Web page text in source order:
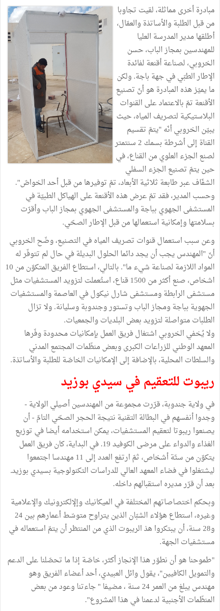
مبادرة أخرى مماثلة، لقيت تجاوبا
من قبل الطلبة والأساتذة والعمّال،
أطلقها مدير المدرسة العليا
للمهندسين بمجاز الباب، حسن
الخروبي، لصناعة أقنعة لفائدة
الإطار الطبّي في جهة باجة. ولكن
ما يميّز هذه المبادرة هو أنّ تصنيع
الأقنعة تمّ بالاعتماد على القنوات
البلاستيكية لتصريف المياه، حيث
يبيّن الخروبي أنّه "يتمّ تقسيم
القناة إلى أشرطة بسمك 2 سنتمتر
لصنع الجزء العلوي من القناع، في
حين يتمّ تصنيع الجزء السفلي
الشفّاف عبر طابعة ثلاثية الأبعاد، تمّ توفيرها من قبل أحد الخواصّ".
وحسب المدير، فقد تمّ عرض هذه الأقنعة على الهياكل الطبيّة في
المستشفى الجهوي بباجة والمستشفى الجهوي بمجاز الباب وأقرّت
بسلامتها وإمكانية استعمالها من قبل الإطار الصحّي.
وعن سبب استعمال قنوات تصريف المياه في التصنيع، وضّح الخروبي
أنّ "المهندس يجب أن يجد دائما الحلول البديلة في حال لم تتوفّر له
المواد اللازمة لصناعة شيء ما". بالتالي، استطاع الفريق المتكوّن من 10
اشخاص، صنع أكثر من 1500 قناع، استُعملت لتزويد المستشفيات مثل
مستشفى الرابطة ومستشفى شارل نيكول في العاصمة والمستشفيات
الجهوية بباجة ومجاز الباب وتستور وجندوبة وسليانة. ولا تزال
الطلبات متواصلة لتزويد بعض البلديات والجمعيات.
ولا يُخفي الخروبي اشتغال فريق العمل بإمكانيات محدودة وفّرها
المعهد الوطني للزراعات الكبرى وبعض منظّمات المجتمع المدني
والسلطات المحلية، بالإضافة إلى الإمكانيات الخاصّة للطلبة والأساتذة.
ريبوت للتعقيم في سيدي بوزيد
في ولاية جندوبة، قرّرت مجموعة من المهندسين أصيلي الولاية -
وجدوا أنفسهم في البطالة التقنية نتيجة الحجر الصحّي التامّ - أن
يصنعوا ريبوتا لتعقيم المستشفيات، يمكن استخدامه أيضا في توزيع
الغذاء والدواء على مرضى الكوفيد 19. في البداية، كان فريق العمل
يتكوّن من ستّة أشخاص، ثمّ ارتفع العدد إلى 11 مهندسا اجتمعوا
ليشتغلوا في فضاء المعهد العالي للدراسات التكنولوجية بسيدي بوزيدـ
بعد أن قرّر مديره استقبالهم داخله.
وبحكم اختصاصاتهم المختلفة في الميكانيك وإلإلكترونيك والإعلامية
وغيره، استطاع هؤلاء الشبّان الذين يتراوح متوسّط أعمارهم بين 24
و28 سنة، أن يبتكروا هذ الريبوت الذي من المنتظر أن يتمّ استعماله في
مستشفيات الجهة.
"طموحنا هو أن نطوّر هذا الإنجاز أكثر، خاصّة إذا ما تحصّلنا على الدعم
والتمويل الكافيين"، يقول وائل العبيدي، أحد أعضاء الفريق وهو
مهندس يبلغ من العمر 24 سنة ، مضيفا " جاءتنا وعود من بعض
المنظّمات الأجنبية لدعمنا في هذا المشروع".